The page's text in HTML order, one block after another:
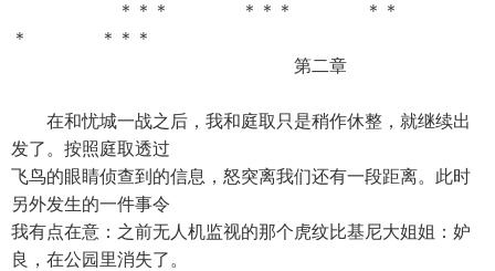
＊＊＊ ＊＊＊ ＊＊
＊ ＊＊＊
第二章
在和忧城一战之后，我和庭取只是稍作休整，就继续出
发了。按照庭取透过
飞鸟的眼睛侦查到的信息，怒突离我们还有一段距离。此时
另外发生的一件事令
我有点在意：之前无人机监视的那个虎纹比基尼大姐姐：妒
良，在公园里消失了。